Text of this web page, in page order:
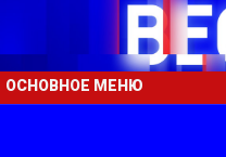
ОСНОВНОЕ МЕНЮ